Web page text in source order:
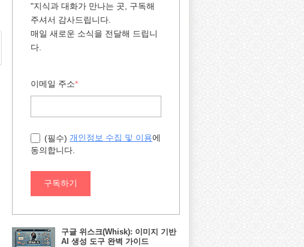
"지식과 대화가 만나는 곳, 구독해
주셔서 감사드립니다.
매일 새로운 소식을 전달해 드립니
다.
이메일 주소*
(필수) 개인정보 수집 및 이용에
동의합니다.
구독하기
구글 위스크(Whisk): 이미지 기반
AI 생성 도구 완벽 가이드